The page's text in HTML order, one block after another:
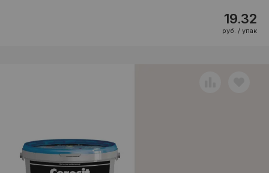
19.32
руб. / упак